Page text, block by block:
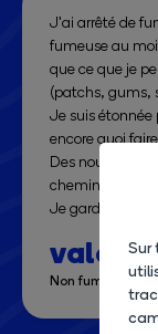
J'ai arrêté de
fumeuse au
que ce que je
(patchs, gums,
Je suis
encore quoi
Des nouvelles
chemin.
Je garde ma
valou,
Non fumeuse
Sur